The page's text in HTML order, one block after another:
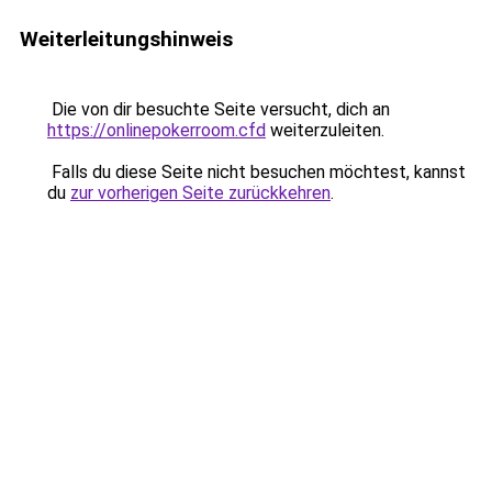
Weiterleitungshinweis
Die von dir besuchte Seite versucht, dich an
https://onlinepokerroom.cfd weiterzuleiten.
Falls du diese Seite nicht besuchen möchtest, kannst
du zur vorherigen Seite zurückkehren.